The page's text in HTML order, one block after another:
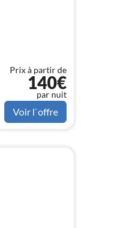
Prix à partir de
140€
par nuit
Voir l`offre